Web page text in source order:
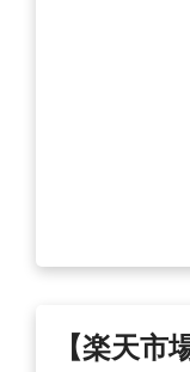
【楽天